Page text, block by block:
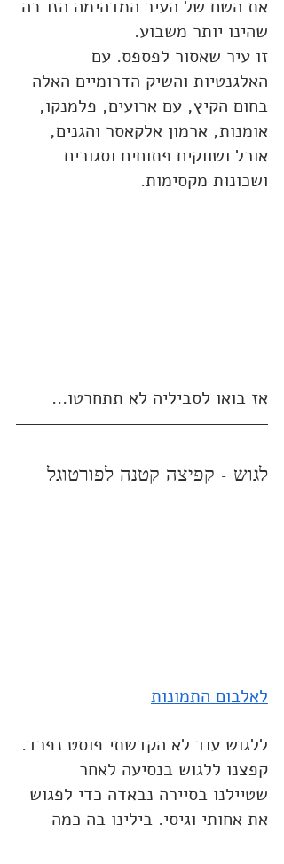
את השם של העיר המדהימה הזו בה
שהינו יותר משבוע.
זו עיר שאסור לפספס. עם
האלגנטיות והשיק הדרומיים האלה
בחום הקיץ, עם ארועים, פלמנקו,
אומנות, ארמון אלקאסר והגנים,
אוכל ושווקים פתוחים וסגורים
ושכונות מקסימות.
אז בואו לסביליה לא תתחרטו...
לגוש - קפיצה קטנה לפורטוגל
לאלבום התמונות
ללגוש עוד לא הקדשתי פוסט נפרד.
קפצנו ללגוש בנסיעה לאחר
שטיילנו בסיירה נבאדה כדי לפגוש
את אחותי וגיסי. בילינו בה כמה